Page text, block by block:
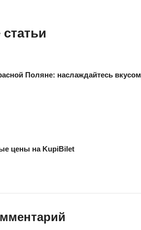
Поляне: наслаждайтесь вкусом
цены на KupiBilet